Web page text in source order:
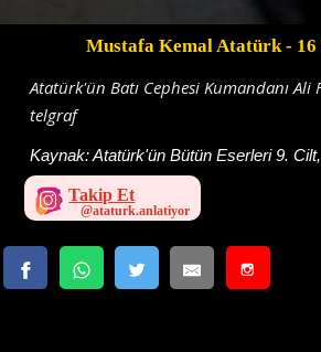
Mustafa Kemal Atatürk - 16
Atatürk'ün Batı Cephesi Kumandanı Ali
telgraf
Kaynak:Atatürk'ün Bütün Eserleri 9.
Takip Et